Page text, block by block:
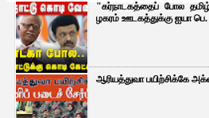
"கர்நாடகத்தைப் போல
ழகரம் ஊடகத்துக்கு ஐயா
ஆரியத்துவா பயிற்சிக்கே